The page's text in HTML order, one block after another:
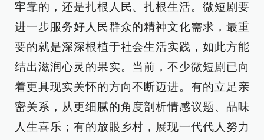
牢靠的，还是扎根人民、扎根生活。微短剧要
进一步服务好人民群众的精神文化需求，最重
要的就是深深根植于社会生活实践，如此方能
结出滋润心灵的果实。当前，不少微短剧已向
着更具现实关怀的方向不断迈进。有的立足亲
密关系，从更细腻的角度剖析情感议题、品味
人生喜乐；有的放眼乡村，展现一代代人努力